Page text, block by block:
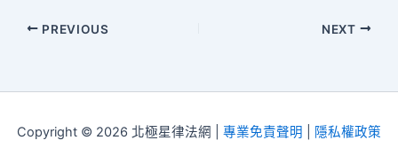
PREVIOUS NEXT
Copyright © 2026 北極星律法網 | 專業免責聲明 隱私權政策